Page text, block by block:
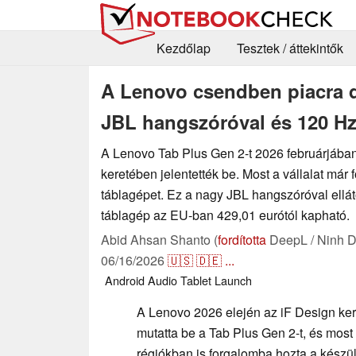
Kezdőlap Tesztek / áttekintők
A Lenovo csendben piacra
JBL hangszóróval és 120
A Lenovo Tab Plus Gen 2-t 2026
keretében jelentették be. Most a vállalat már
táblagépet. Ez a nagy JBL hangszóróval
táblagép az EU-ban 429,01 eurótól kapható.
Abid Ahsan Shanto (fordította DeepL / Ninh
06/16/2026🇺🇸🇩🇪 ...
AndroidAudioTablet Launch
A Lenovo 2026 elején az iF Design
mutatta be a Tab Plus Gen 2-t, és